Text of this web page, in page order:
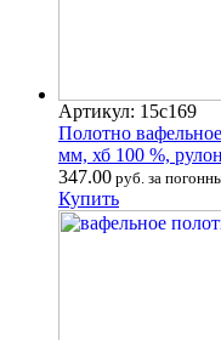
Артикул: 15с169
Полотно
мм, хб 100 %,
347.00 руб. за
Купить